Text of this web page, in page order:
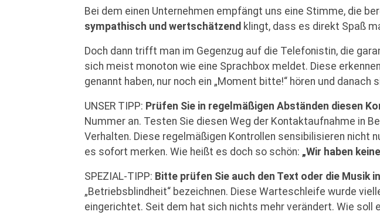
Bei dem einen Unternehmen empfängt uns eine Stimme, die
sympathisch und wertschätzend klingt, dass es direkt Spaß
Doch dann trifft man im Gegenzug auf die Telefonistin, die
sich meist monoton wie eine Sprachbox meldet. Diese
genannt haben, nur noch ein „Moment bitte!“ hören und
UNSER TIPP: Prüfen Sie in regelmäßigen Abständen diesen
Nummer an. Testen Sie diesen Weg der Kontaktaufnahme in
Verhalten. Diese regelmäßigen Kontrollen sensibilisieren nicht
es sofort merken. Wie heißt es doch so schön: „Wir haben
SPEZIAL-TIPP: Bitte prüfen Sie auch den Text oder die Musik
„Betriebsblindheit“ bezeichnen. Diese Warteschleife wurde
eingerichtet. Seit dem hat sich nichts mehr verändert. Wie